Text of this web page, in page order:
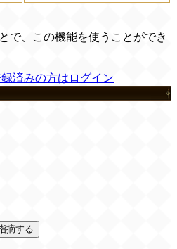
で、この機能を使うことができ
済みの方はログイン
摘する